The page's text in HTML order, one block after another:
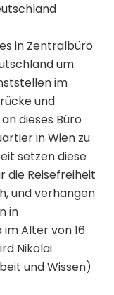
in Zentralbüro
um.
im
und
dieses Büro
in Wien zu
setzen diese
die Reisefreiheit
und verhängen
in
im Alter von 16
Nikolai
und Wissen)